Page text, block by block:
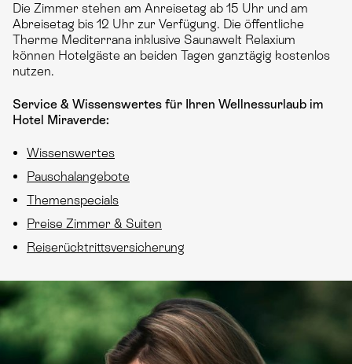
Die Zimmer stehen am Anreisetag ab 15 Uhr und am
Abreisetag bis 12 Uhr zur Verfügung. Die öffentliche
Therme Mediterrana inklusive Saunawelt Relaxium
können Hotelgäste an beiden Tagen ganztägig kostenlos
nutzen.
Service & Wissenswertes für Ihren Wellnessurlaub im
Hotel Miraverde:
Wissenswertes
Pauschalangebote
Themenspecials
Preise Zimmer & Suiten
Reiserücktrittsversicherung